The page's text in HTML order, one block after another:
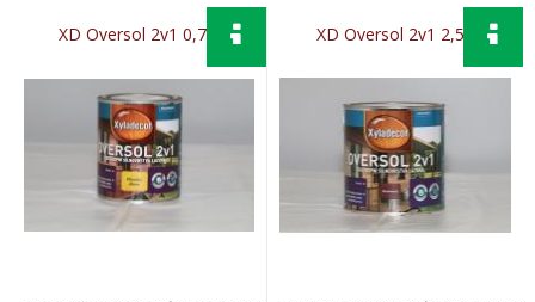
XD Oversol 2v1 0,75l XD Oversol 2v1 2,5L